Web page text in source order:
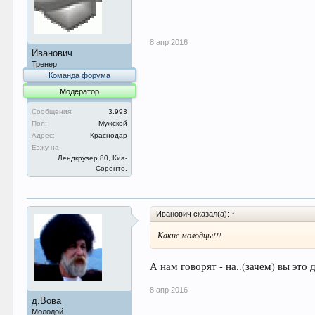
Иванович
Тренер
Команда форума
Модератор
Сообщения:
3.993
Пол:
Мужской
Адрес:
Краснодар
Езжу на:
Лендкрузер 80, Киа-
Соренто.
8 апр 2016
д.Вова
Молодой
Иванович сказал(а): ↑
Какие молодцы!!!
А нам говорят - на..(зачем) вы это
8 апр 2016